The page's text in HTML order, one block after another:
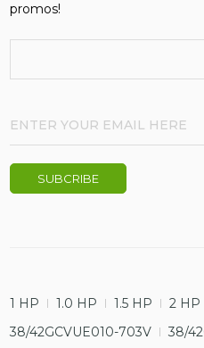
promos!
1 HP 1.0 HP 1.5 HP 2 HP
38/42GCVUE010-703V
38/